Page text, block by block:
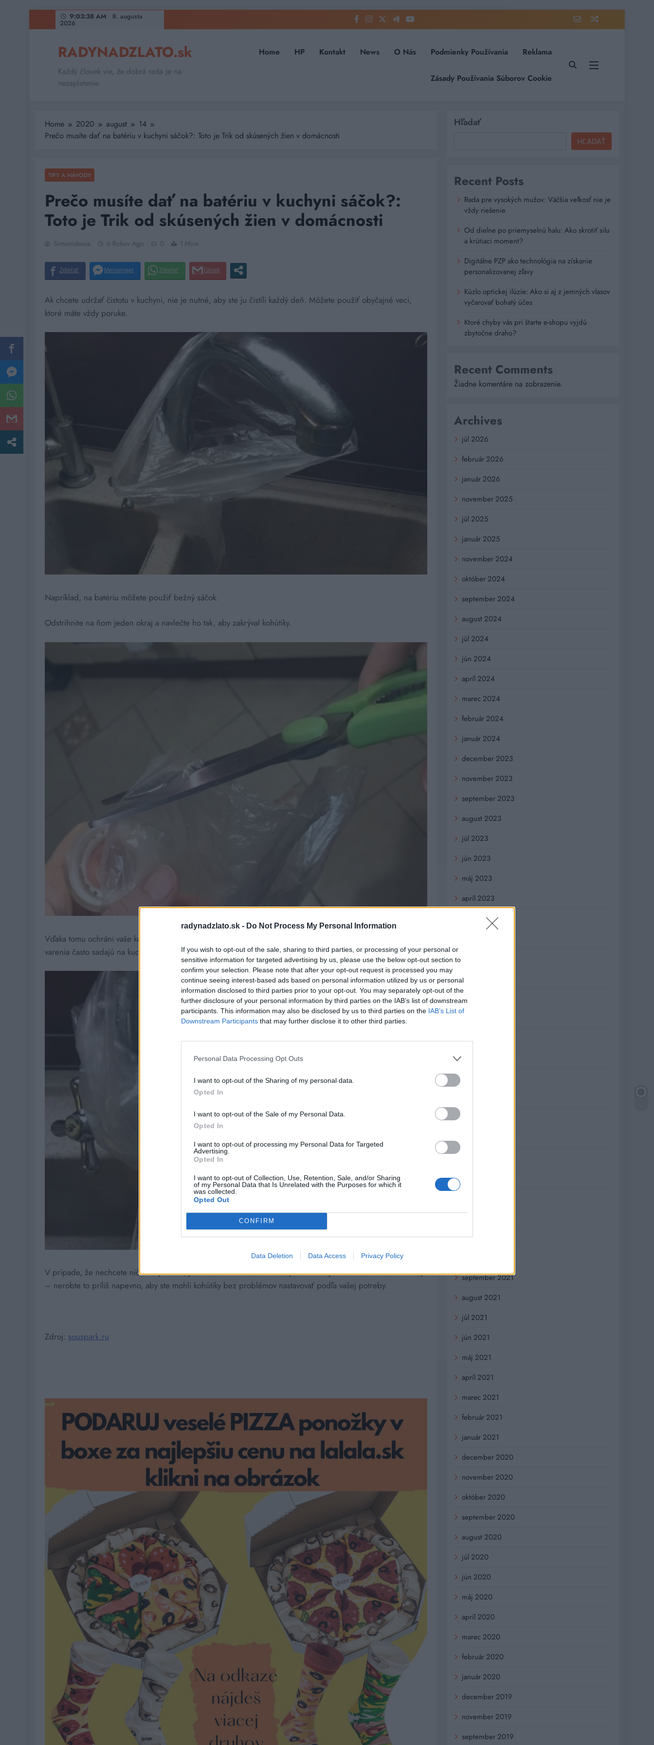
radynadzlato.sk - Do Not Process My Personal Information
If you wish to opt-out of the sale, sharing to third parties, or processing of your personal or
sensitive information for targeted advertising by us, please use the below opt-out section to
confirm your selection. Please note that after your opt-out request is processed you may
continue seeing interest-based ads based on personal information utilized by us or personal
information disclosed to third parties prior to your opt-out. You may separately opt-out of the
further disclosure of your personal information by third parties on the IAB’s list of downstream
participants. This information may also be disclosed by us to third parties on the IAB’s List of
Downstream Participants that may further disclose it to other third parties.
Personal Data Processing Opt Outs
I want to opt-out of the Sharing of my personal data.
Opted In
I want to opt-out of the Sale of my Personal Data.
Opted In
I want to opt-out of processing my Personal Data for Targeted
Advertising.
Opted In
I want to opt-out of Collection, Use, Retention, Sale, and/or Sharing
of my Personal Data that Is Unrelated with the Purposes for which it
was collected.
Opted Out
CONFIRM
Data Deletion Data Access Privacy Policy
to
9:03:40 AM 8. augusta
2026
RADYNADZLATO.sk
Každý človek vie, že dobrá rada je na
nezaplatenie
Home HP Kontakt News O Nás Podmienky Používania Reklama
Zásady Používania Súborov Cookie
Home 2020 august
14
Prečo musíte dať na batériu v kuchyni sáčok?: Toto je Trik od skúsených žien v domácnosti
TIPY A NÁVODY
Prečo musíte dať na batériu v kuchyni sáčok?:
Toto je Trik od skúsených žien v domácnosti
Simonidessa 6 Rokov Ago 0 1 Mins
Ak chcete udržať čistotu v kuchyni, nie je nutné, aby ste ju čistili každý deň. Môžete použiť obyčajné veci,
ktoré máte vždy poruke.
Napríklad, na batériu môžete použiť bežný sáčok.
Odstrihnite na ňom jeden okraj a navlečte ho tak, aby zakrýval kohútiky.
Vďaka tomu ochráni vaše kohútiky pred nečistotami z rúk, mastnotou a iných kontaminantov, ktoré počas
varenia často sadajú na kuchynské vybavenie.
V prípade, že nechcete ničiť čistý sáčok, jednoducho si zoberte rolku potravinovej fólie a obaľte ňou kohútiky
– nerobte to príliš napevno, aby ste mohli kohútiky bez problémov nastavovať podľa vašej potreby.
Zdroj: souspark.ru
Hľadať
HĽADAŤ
Recent Posts
Rada pre vysokých mužov: Väčšia veľkosť nie je
vždy riešenie
Od dielne po priemyselnú halu: Ako skrotiť silu
a krútiaci moment?
Digitálne PZP ako technológia na získanie
personalizovanej zľavy
Kúzlo optickej ilúzie: Ako si aj z jemných vlasov
vyčarovať bohatý účes
Ktoré chyby vás pri štarte e-shopu vyjdú
zbytočne draho?
Recent Comments
Žiadne komentáre na zobrazenie.
Archives
júl 2026
február 2026
január 2026
november 2025
júl 2025
január 2025
november 2024
október 2024
september 2024
august 2024
júl 2024
jún 2024
apríl 2024
marec 2024
február 2024
január 2024
december 2023
november 2023
september 2023
august 2023
júl 2023
jún 2023
máj 2023
apríl 2023
marec 2023
december 2022
november 2022
november 2021
september 2021
august 2021
júl 2021
jún 2021
máj 2021
apríl 2021
marec 2021
február 2021
január 2021
december 2020
november 2020
október 2020
september 2020
august 2020
júl 2020
jún 2020
máj 2020
apríl 2020
marec 2020
február 2020
január 2020
december 2019
november 2019
september 2019